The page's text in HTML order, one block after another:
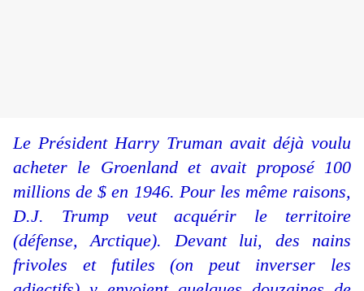
Le Président Harry Truman avait déjà voulu
acheter le Groenland et avait proposé 100
millions de $ en 1946. Pour les même raisons,
D.J. Trump veut acquérir le territoire
(défense, Arctique). Devant lui, des nains
frivoles et futiles (on peut inverser les